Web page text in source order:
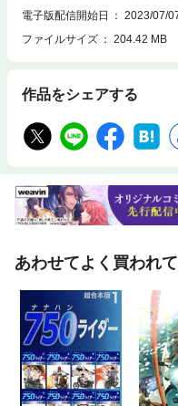
複購入にご注意ください※
電子版配信開始日
2023/07/
ファイルサイズ
204.42 MB
作品をシェアする
あわせてよく買われ